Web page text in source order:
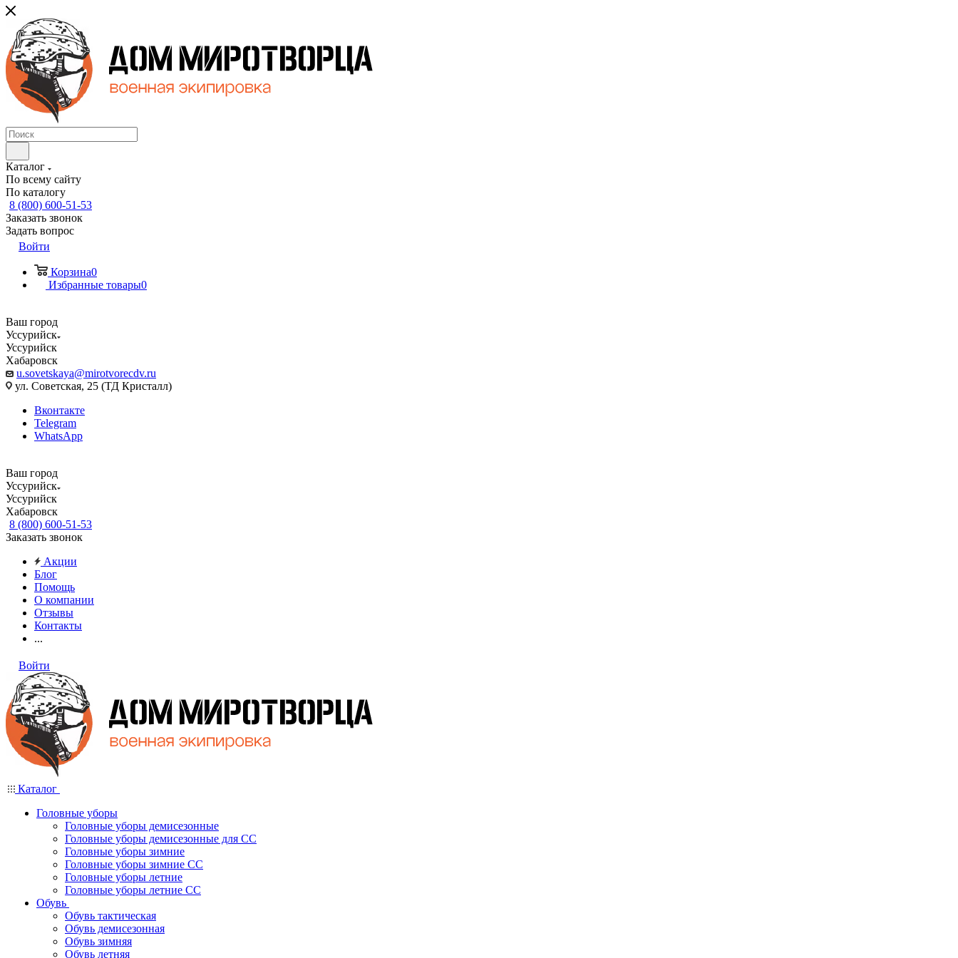
Каталог
По всему сайту
По каталогу
8 (800) 600-51-53
Заказать звонок
Задать вопрос
Войти
Корзина0
Избранные товары0
Ваш город
Уссурийск
Уссурийск
Хабаровск
u.sovetskaya@mirotvorecdv.ru
ул. Советская, 25 (ТД Кристалл)
Вконтакте
Telegram
WhatsApp
Ваш город
Уссурийск
Уссурийск
Хабаровск
8 (800) 600-51-53
Заказать звонок
Акции
Блог
Помощь
О компании
Отзывы
Контакты
...
Войти
Каталог
Головные уборы
Головные уборы демисезонные
Головные уборы демисезонные для СС
Головные уборы зимние
Головные уборы зимние СС
Головные уборы летние
Головные уборы летние СС
Обувь
Обувь тактическая
Обувь демисезонная
Обувь зимняя
Обувь летняя